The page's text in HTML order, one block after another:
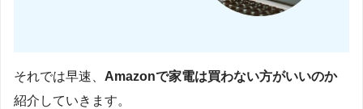
それでは早速、 Amazonで家電は買わない方がいいのか
紹介していきます。